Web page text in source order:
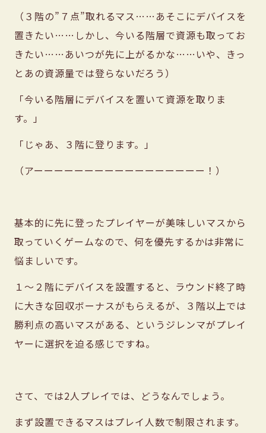
（３階の”７点”取れるマス……あそこにデバイスを
置きたい……しかし、今いる階層で資源も取ってお
きたい……あいつが先に上がるかな……いや、きっ
とあの資源量では登らないだろう）
「今いる階層にデバイスを置いて資源を取りま
す。」
「じゃあ、３階に登ります。」
（アーーーーーーーーーーーーーーーーー！）
基本的に先に登ったプレイヤーが美味しいマスから
取っていくゲームなので、何を優先するかは非常に
悩ましいです。
１〜２階にデバイスを設置すると、ラウンド終了時
に大きな回収ボーナスがもらえるが、３階以上では
勝利点の高いマスがある、というジレンマがプレイ
ヤーに選択を迫る感じですね。
さて、では2人プレイでは、どうなんでしょう。
まず設置できるマスはプレイ人数で制限されます。